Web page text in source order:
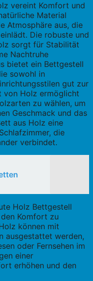
vereint Komfort und
Material
Atmosphäre aus, die
Die robuste und
sorgt für Stabilität
Nachtruhe
bietet ein Bettgestell
sowohl in
gut zur
von Holz ermöglicht
zu wählen, um
Geschmack und das
aus Holz eine
die
verbindet.
Holz Bettgestell
Komfort zu
können mit
ausgestattet werden,
oder Fernsehen im
einer
erhöhen und den